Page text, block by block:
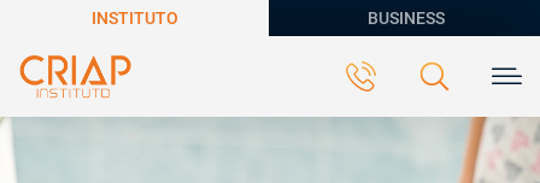
INSTITUTO BUSINESS